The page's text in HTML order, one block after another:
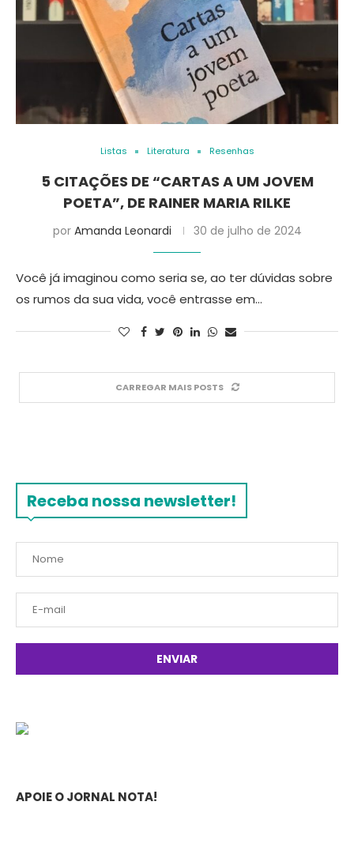
Listas Literatura Resenhas
5 CITAÇÕES DE “CARTAS A UM JOVEM
POETA”, DE RAINER MARIA RILKE
por Amanda Leonardi 30 de julho de 2024
Você já imaginou como seria se, ao ter dúvidas sobre
os rumos da sua vida, você entrasse em…
CARREGAR MAIS POSTS
Receba nossa newsletter!
APOIE O JORNAL NOTA!